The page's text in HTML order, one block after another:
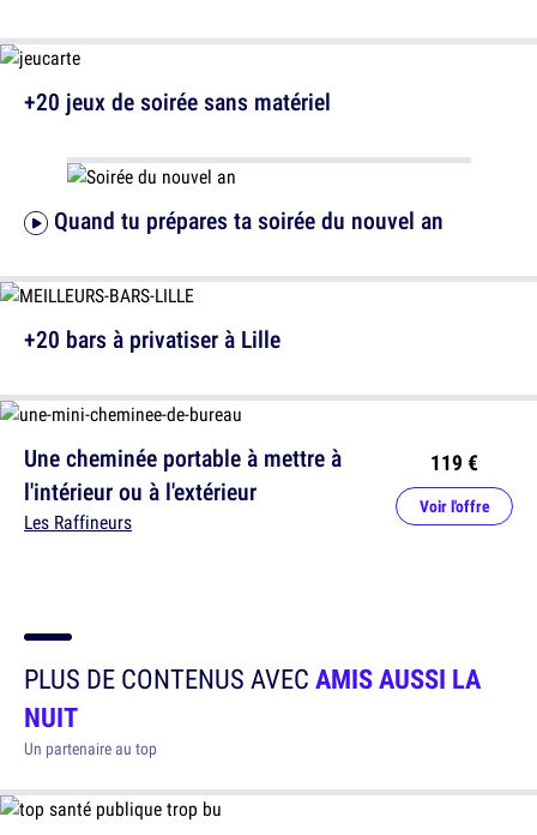
+20 bars à privatiser à Lille
+20 jeux de soirée sans matériel
Quand tu prépares ta soirée du nouvel an
Une cheminée portable à mettre à
l'intérieur ou à l'extérieur
Les Raffineurs
119 €
Voir l'offre
PLUS DE CONTENUS AVECAMIS AUSSI LA
NUIT
Un partenaire au top